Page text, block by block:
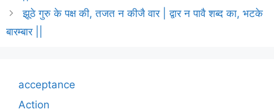
झूठे गुरु के पक्ष की, तजत न कीजै वार | द्वार न पावै शब्द का, भटके
बारम्बार ||
acceptance
Action